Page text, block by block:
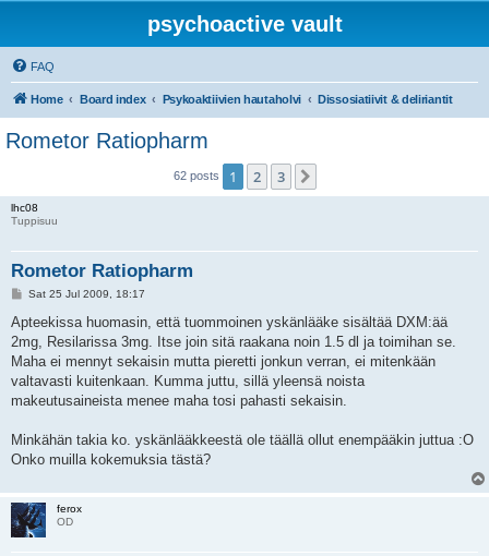
psychoactive vault
FAQ
Home Board index Psykoaktiivien hautaholvi Dissosiatiivit & deliriantit
Rometor Ratiopharm
62 posts 1 2 3
lhc08
Tuppisuu
Rometor Ratiopharm
P
s
Sat 25 Jul 2009, 18:17
Apteekissa huomasin, että tuommoinen yskänlääke sisältää DXM:ää
2mg, Resilarissa 3mg. Itse join sitä raakana noin 1.5 dl ja toimihan se.
Maha ei mennyt sekaisin mutta pieretti jonkun verran, ei mitenkään
valtavasti kuitenkaan. Kumma juttu, sillä yleensä noista
makeutusaineista menee maha tosi pahasti sekaisin.
Minkähän takia ko. yskänlääkkeestä ole täällä ollut enempääkin juttua :O
Onko muilla kokemuksia tästä?
ferox
OD